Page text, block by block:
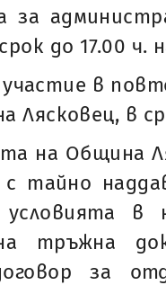
за
до 17.00 ч.
в
в
на Община
с тайно
в
тръжна
за